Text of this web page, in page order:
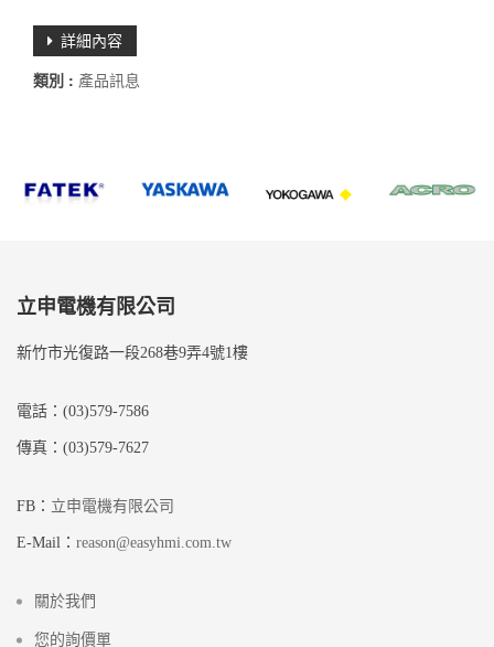
詳細內容
類別 : 產品訊息
立申電機有限公司
新竹市光復路一段268巷9弄4號1樓
電話：(03)579-7586
傳真：(03)579-7627
FB： 立申電機有限公司
E-Mail： reason@easyhmi.com.tw
關於我們
您的詢價單